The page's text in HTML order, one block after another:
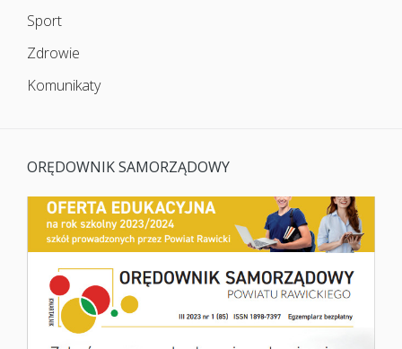
Sport
Zdrowie
Komunikaty
ORĘDOWNIK SAMORZĄDOWY